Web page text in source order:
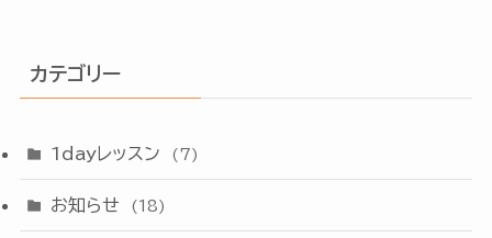
カテゴリー
1dayレッスン (7)
お知らせ (18)